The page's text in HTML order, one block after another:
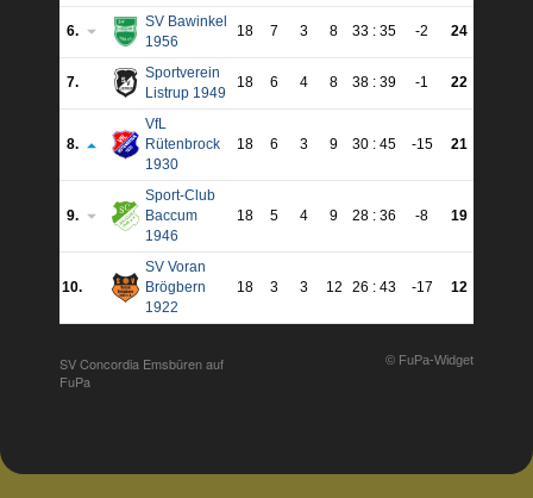
6.
SV Bawinkel
1956
18 7 3 8 33 : 35 -2 24
7.
Sportverein
Listrup 1949
18 6 4 8 38 : 39 -1 22
8.
VfL
Rütenbrock
1930
18 6 3 9 30 : 45 -15 21
9.
Sport-Club
Baccum
1946
18 5 4 9 28 : 36 -8 19
10.
SV Voran
Brögbern
1922
18 3 3 12 26 : 43 -17 12
© FuPa-Widget
SV Concordia Emsbüren auf
FuPa